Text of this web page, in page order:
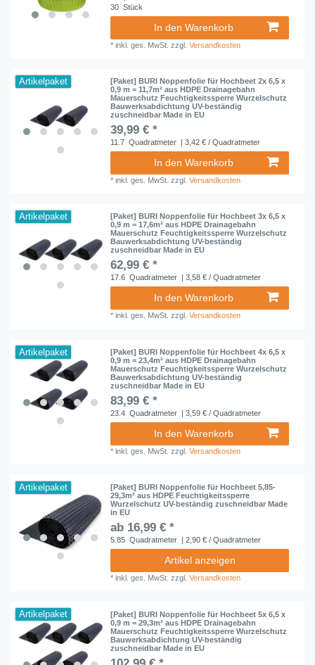
30 Stück
In den Warenkorb
*inkl. ges. MwSt. zzgl.Versandkosten
Artikelpaket
[Paket] BURI Noppenfolie für Hochbeet 2x 6,5 x
0,9 m = 11,7m² aus HDPE Drainagebahn
Mauerschutz Feuchtigkeitssperre Wurzelschutz
Bauwerksabdichtung UV-beständig
zuschneidbar Made in EU
39,99 € *
11.7 Quadratmeter | 3,42 € / Quadratmeter
In den Warenkorb
*inkl. ges. MwSt. zzgl.Versandkosten
Artikelpaket
[Paket] BURI Noppenfolie für Hochbeet 3x 6,5 x
0,9 m = 17,6m² aus HDPE Drainagebahn
Mauerschutz Feuchtigkeitssperre Wurzelschutz
Bauwerksabdichtung UV-beständig
zuschneidbar Made in EU
62,99 € *
17.6 Quadratmeter | 3,58 € / Quadratmeter
In den Warenkorb
*inkl. ges. MwSt. zzgl.Versandkosten
Artikelpaket
[Paket] BURI Noppenfolie für Hochbeet 4x 6,5 x
0,9 m = 23,4m² aus HDPE Drainagebahn
Mauerschutz Feuchtigkeitssperre Wurzelschutz
Bauwerksabdichtung UV-beständig
zuschneidbar Made in EU
83,99 € *
23.4 Quadratmeter | 3,59 € / Quadratmeter
In den Warenkorb
*inkl. ges. MwSt. zzgl.Versandkosten
Artikelpaket
[Paket] BURI Noppenfolie für Hochbeet 5,85-
29,3m² aus HDPE Feuchtigkeitssperre
Wurzelschutz UV-beständig zuschneidbar Made
in EU
ab 16,99 € *
5.85 Quadratmeter | 2,90 € / Quadratmeter
Artikel anzeigen
*inkl. ges. MwSt. zzgl.Versandkosten
Artikelpaket
[Paket] BURI Noppenfolie für Hochbeet 5x 6,5 x
0,9 m = 29,3m² aus HDPE Drainagebahn
Mauerschutz Feuchtigkeitssperre Wurzelschutz
Bauwerksabdichtung UV-beständig
zuschneidbar Made in EU